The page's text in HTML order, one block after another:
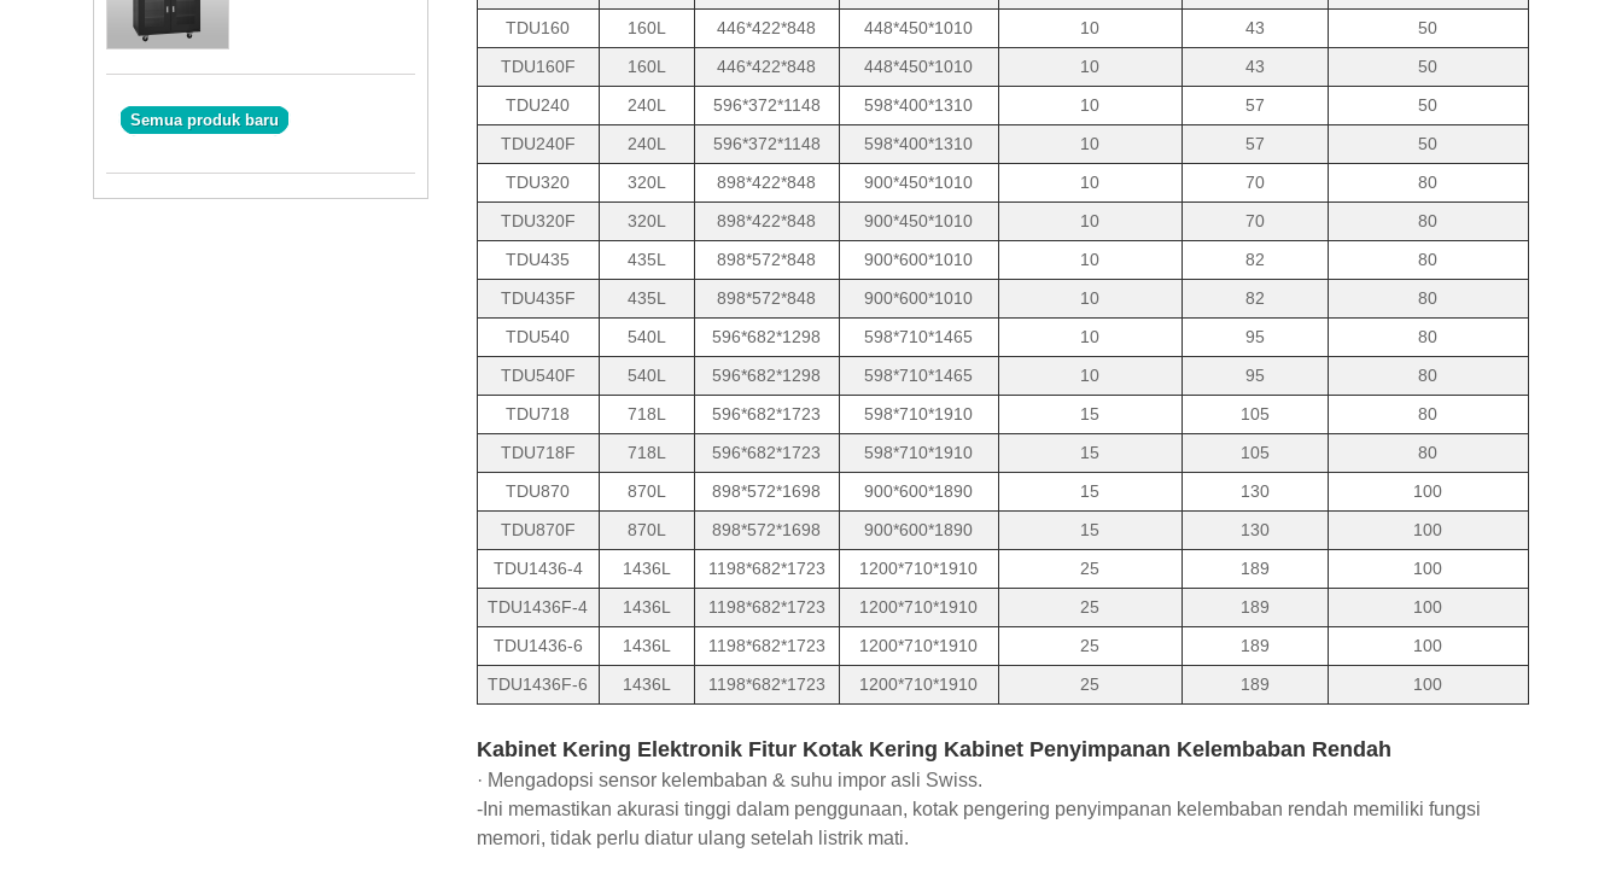
Semua produk baru
TDU160
160L 446*422*848 448*450*1010 10 43
50
TDU160F
160L 446*422*848 448*450*1010 10 43
50
TDU240
240L 596*372*1148 598*400*1310 10 57
50
TDU240F
240L 596*372*1148 598*400*1310 10 57
50
TDU320
320L 898*422*848 900*450*1010 10 70
80
TDU320F
320L 898*422*848 900*450*1010 10 70
80
TDU435
435L 898*572*848 900*600*1010 10 82
80
TDU435F
435L 898*572*848 900*600*1010 10 82
80
TDU540
540L 596*682*1298 598*710*1465 10 95
80
TDU540F
540L 596*682*1298 598*710*1465 10 95
80
TDU718
718L 596*682*1723 598*710*1910 15 105
80
TDU718F
718L 596*682*1723 598*710*1910 15 105
80
TDU870
870L 898*572*1698 900*600*1890 15 130
100
TDU870F
870L 898*572*1698 900*600*1890 15 130
100
TDU1436-4
1436L 1198*682*1723 1200*710*1910 25 189
100
TDU1436F-4
1436L 1198*682*1723 1200*710*1910 25 189
100
TDU1436-6
1436L 1198*682*1723 1200*710*1910 25 189
100
TDU1436F-6
1436L 1198*682*1723 1200*710*1910 25 189 100
Kabinet Kering Elektronik Fitur Kotak Kering Kabinet Penyimpanan Kelembaban Rendah
· Mengadopsi sensor kelembaban & suhu impor asli Swiss.
-Ini memastikan akurasi tinggi dalam penggunaan, kotak pengering penyimpanan kelembaban rendah memiliki fungsi
memori, tidak perlu diatur ulang setelah listrik mati.